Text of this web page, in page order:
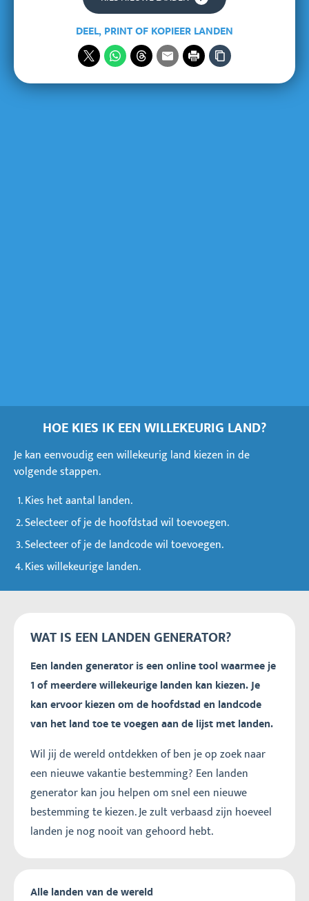
DEEL, PRINT OF KOPIEER LANDEN
HOE KIES IK EEN WILLEKEURIG LAND?
Je kan eenvoudig een willekeurig land kiezen in de
volgende stappen.
Kies het aantal landen.
Selecteer of je de hoofdstad wil toevoegen.
Selecteer of je de landcode wil toevoegen.
Kies willekeurige landen.
WAT IS EEN LANDEN GENERATOR?
Een landen generator is een online tool waarmee je
1 of meerdere willekeurige landen kan kiezen. Je
kan ervoor kiezen om de hoofdstad en landcode
van het land toe te voegen aan de lijst met landen.
Wil jij de wereld ontdekken of ben je op zoek naar
een nieuwe vakantie bestemming? Een landen
generator kan jou helpen om snel een nieuwe
bestemming te kiezen. Je zult verbaasd zijn hoeveel
landen je nog nooit van gehoord hebt.
Alle landen van de wereld